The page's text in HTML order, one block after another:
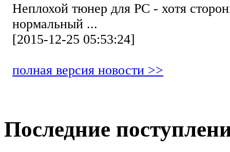
Неплохой тюнер для РС - хотя
нормальный ...
[2015-12-25 05:53:24]
полная версия новости >>
Последние